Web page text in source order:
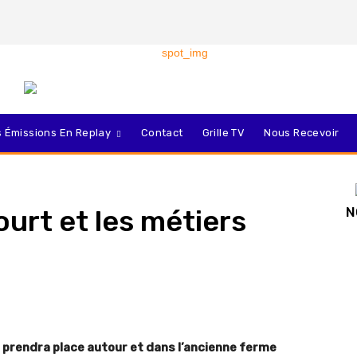
Émissions En Replay Contact Grille TV Nous Recevoir
et les métiers
place autour et dans l’ancienne ferme